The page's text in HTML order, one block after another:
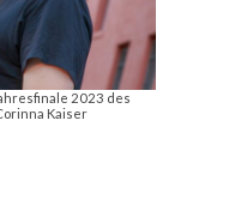
2023 des
Kaiser